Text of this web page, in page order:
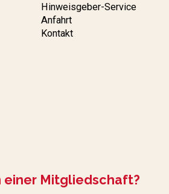
Hinweisgeber-Service
Anfahrt
Kontakt
einer Mitgliedschaft?